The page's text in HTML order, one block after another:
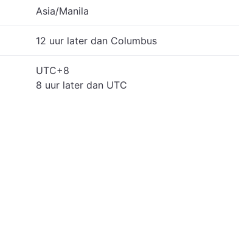
Asia/Manila
12 uur later dan Columbus
UTC+8
8 uur later dan UTC